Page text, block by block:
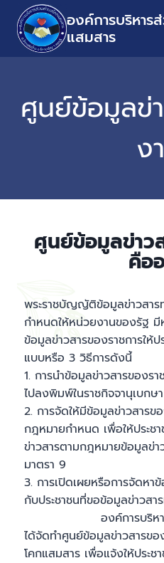
องค์การบริหาร
แสมสาร
ศูนย์ข้อมูลข่
ง
ศูนย์ข้อมูลข่าว
คือ
พระราชบัญญัติข้อมูลข่าวสาร
กำหนดให้หน่วยงานของรัฐ มี
ข้อมูลข่าวสารของราชการให้
แบบหรือ 3 วิธีการดังนี้
1. การนำข้อมูลข่าวสารของร
ไปลงพิมพ์ในราชกิจจานุเบกษ
2. การจัดให้มีข้อมูลข่าวสารข
กฎหมายกำหนด เพื่อให้ประช
ข่าวสารตามกฎหมายข้อมูลข่า
มาตรา 9
3. การเปิดเผยหรือการจัดหา
กับประชาชนที่ขอข้อมูลข่าวสา
องค์การบริหารส่วน
ได้จัดทำศูนย์ข้อมูลข่าวสารข
โคกแสมสาร เพื่อแจ้งให้ประช